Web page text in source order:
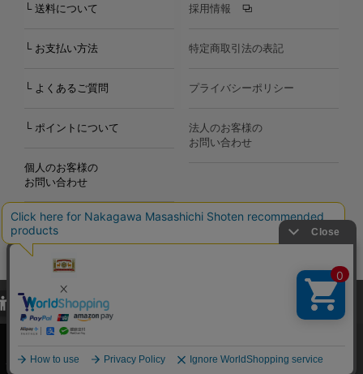
└ 送料について
└ お支払い方法
└ よくあるご質問
└ ポイントについて
個人のお客様の
お問い合わせ
採用情報
特定商取引法の表記
プライバシーポリシー
法人のお客様の
お問い合わせ
Copyright©2000-2026
Nakagawa Masashichi Shoten All Rights Reserved.
当サイトでは、当サイト内における閲覧履歴・属性情報などの取得およ
び利便性向上のためにクッキー（Cookie）を使用いたします。詳細に
関しては「プライバシーポリシー
承諾する